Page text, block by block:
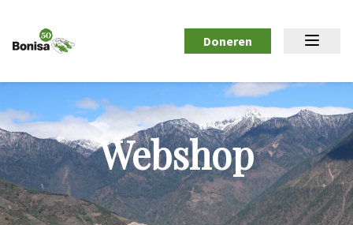
Doneren
Webshop